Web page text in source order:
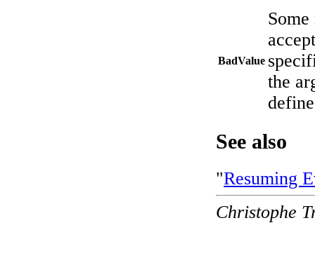
BadValue
the
See also
"Resuming
Christophe